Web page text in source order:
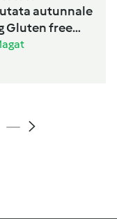
autunnale
Gluten free
free